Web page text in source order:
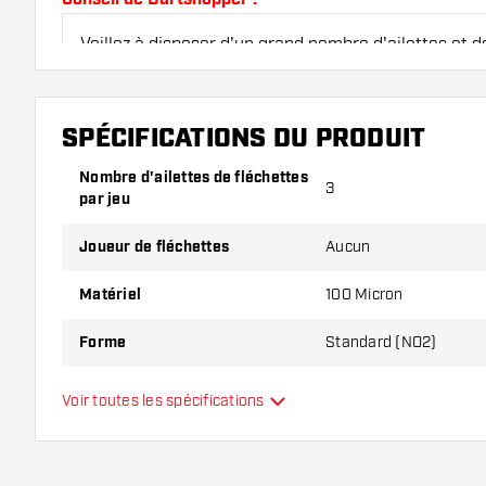
Veillez à disposer d'un grand nombre d'ailettes et
endommagés ou cassés à l'usage.
Essayez une forme, un matériau ou une épaisseur
SPÉCIFICATIONS DU PRODUIT
Nombre d'ailettes de fléchettes
par jeu
3
Joueur de fléchettes Aucun
Matériel 100 Micron
Forme Standard (NO2)
Flexibilité
Voir toutes les spécifications